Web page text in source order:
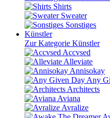
Shirts
Sweater
Sonstiges
Künstler
Zur Kategorie Künstler
Accvsed
Alleviate
Annisokay
Any
Architects
Aviana
Avralize